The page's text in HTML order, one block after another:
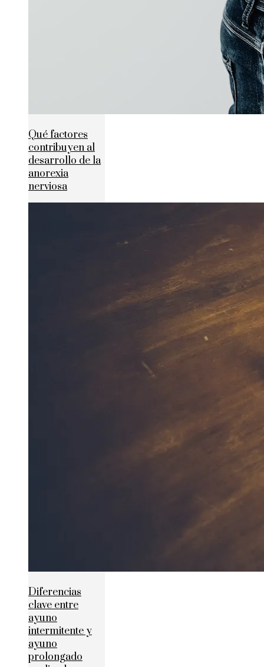
Qué factores
contribuyen al
desarrollo de la
anorexia
nerviosa
Diferencias
clave entre
ayuno
intermitente y
ayuno
prolongado